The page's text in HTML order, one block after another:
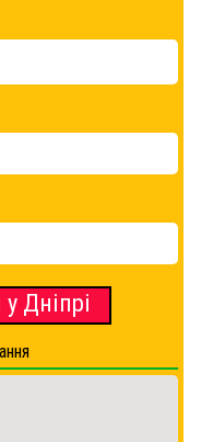
Дніпрі